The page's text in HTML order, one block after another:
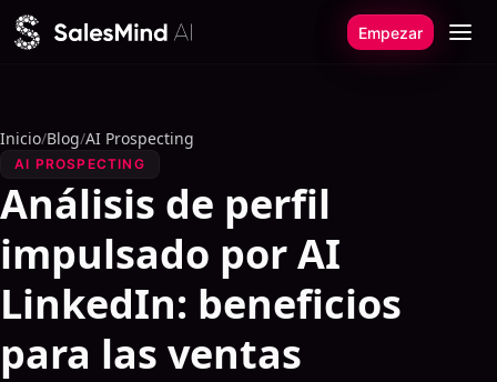
Ir al contenido
Empezar
Inicio/Blog/AI Prospecting
AI PROSPECTING
Análisis de perfil
impulsado por AI
LinkedIn: beneficios
para las ventas